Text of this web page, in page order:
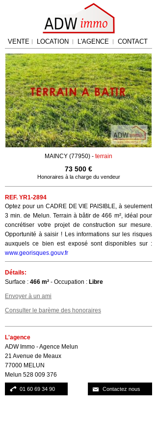
VENTE LOCATION L'AGENCE CONTACT
MAINCY (77950) - terrain
73 500 €
Honoraires à la charge du vendeur
REF. YR1-2894
Optez pour un CADRE DE VIE PAISIBLE, à seulement
3 min. de Melun. Terrain à bâtir de 466 m², idéal pour
concrétiser votre projet de construction sur mesure.
Opportunité à saisir ! Les informations sur les risques
auxquels ce bien est exposé sont disponibles sur :
www.georisques.gouv.fr
Détails:
Surface : 466 m² - Occupation : Libre
Envoyer à un ami
Consulter le barème des honoraires
L'agence
ADW Immo - Agence Melun
21 Avenue de Meaux
77000 MELUN
Melun 528 009 376
Contactez nous
01 60 69 34 90